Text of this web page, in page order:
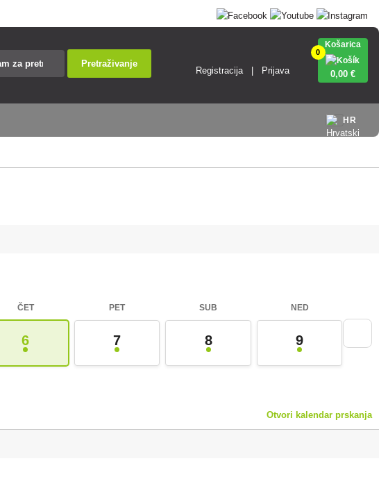
Pretraživanje
Registracija Prijava
0
Košarica
0,00 €
HR
ČET PET SUB NED
6 7 8 9
Otvori kalendar prskanja